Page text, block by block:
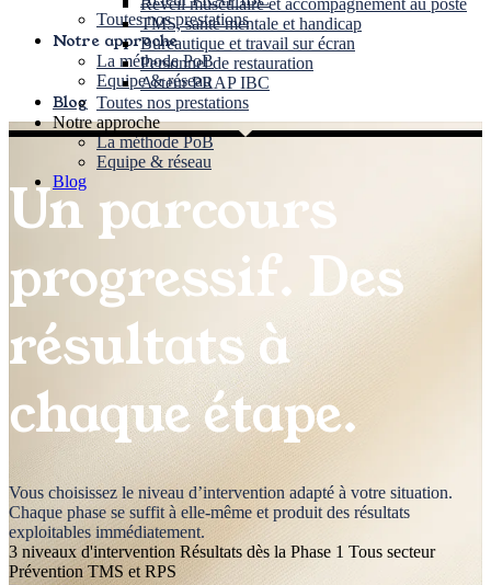
Toutes nos prestations
Notre approche
La méthode PoB
Equipe & réseau
Blog
Réveil musculaire et accompagnement au poste
TMS, santé mentale et handicap
Bureautique et travail sur écran
Personnel de restauration
Acteur PRAP IBC
Toutes nos prestations
Notre approche
La méthode PoB
Equipe & réseau
Blog
Un parcours
progressif. Des
résultats à
chaque étape.
Vous choisissez le niveau d’intervention adapté à votre situation.
Chaque phase se suffit à elle-même et produit des résultats
exploitables immédiatement.
3 niveaux d'intervention Résultats dès la Phase 1 Tous secteur
Prévention TMS et RPS